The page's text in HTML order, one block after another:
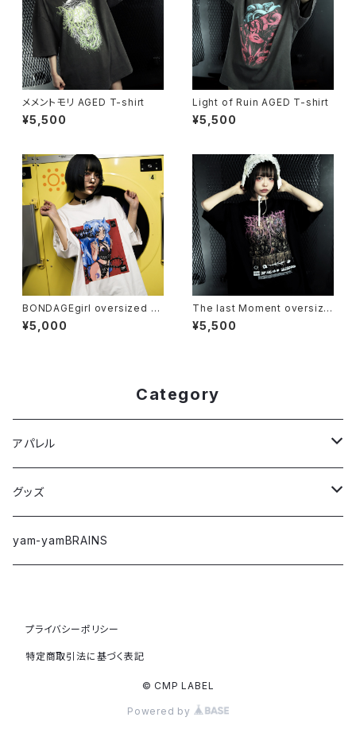
メメントモリ AGED T-shirt
¥5,500
Light of Ruin AGED T-shirt
¥5,500
BONDAGEgirl oversized T-
shirt（yam-yamBRAINS）
¥5,000
The last Moment oversize
d T-shirt
¥5,500
Category
アパレル
Tシャツ
ロングTシャツ
ジャケット/アウター
グッズ
ステッカー
コインケース
yam-yamBRAINS
プライバシーポリシー
特定商取引法に基づく表記
© CMP LABEL
Powered by